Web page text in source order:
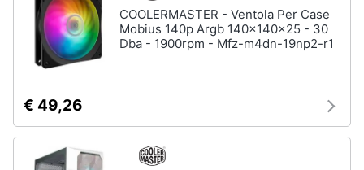
COOLERMASTER - Ventola Per Case
Mobius 140p Argb 140x140x25 - 30
Dba - 1900rpm - Mfz-m4dn-19np2-r1
€ 49,26